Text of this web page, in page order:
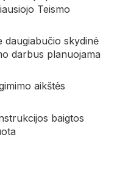
Teismo
daugiabučio skydinė
darbus planuojama
aikštės
baigtos